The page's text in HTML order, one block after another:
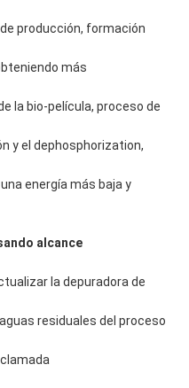
producción, formación
más
la bio-película, proceso de
y el dephosphorization,
energía más baja y
alcance
la depuradora de
residuales del proceso